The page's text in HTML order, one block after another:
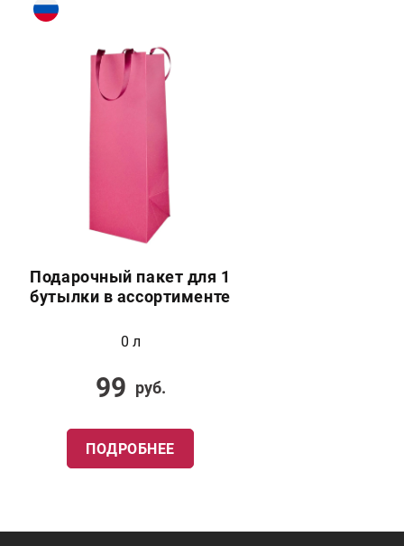
Подарочный пакет для 1
бутылки в ассортименте
0 л
99 руб.
ПОДРОБНЕЕ